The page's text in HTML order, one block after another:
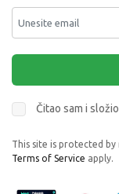
Čitao sam i
This site is protected by
Terms of Service apply.